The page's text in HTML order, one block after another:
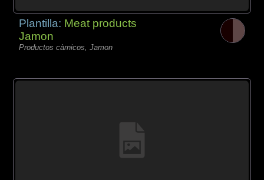
Plantilla: Meat products
Jamon
Productos càrnicos, Jamon